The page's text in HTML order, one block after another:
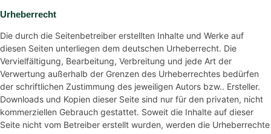
Urheberrecht
Die durch die Seitenbetreiber erstellten Inhalte und Werke auf
diesen Seiten unterliegen dem deutschen Urheberrecht. Die
Vervielfältigung, Bearbeitung, Verbreitung und jede Art der
Verwertung außerhalb der Grenzen des Urheberrechtes bedürfen
der schriftlichen Zustimmung des jeweiligen Autors bzw.. Ersteller.
Downloads und Kopien dieser Seite sind nur für den privaten, nicht
kommerziellen Gebrauch gestattet. Soweit die Inhalte auf dieser
Seite nicht vom Betreiber erstellt wurden, werden die Urheberrechte